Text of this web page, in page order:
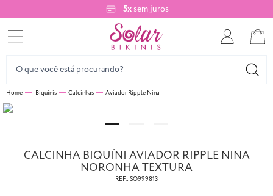
5xsem juros
Biquínis Calcinhas Aviador Ripple Nina
CALCINHA BIQUÍNI AVIADOR RIPPLE NINA
NORONHA TEXTURA
REF.: SO999813